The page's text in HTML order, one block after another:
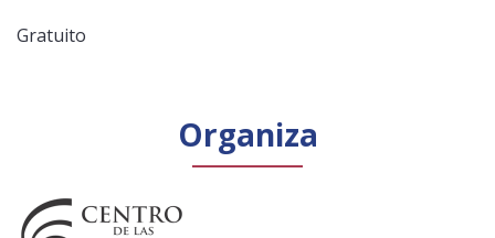
Gratuito
Organiza